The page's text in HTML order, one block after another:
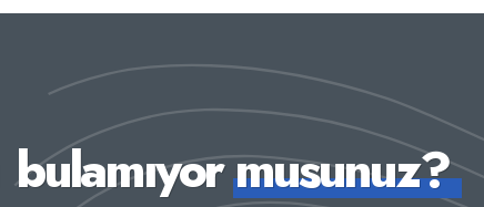
bulamıyor musunuz?